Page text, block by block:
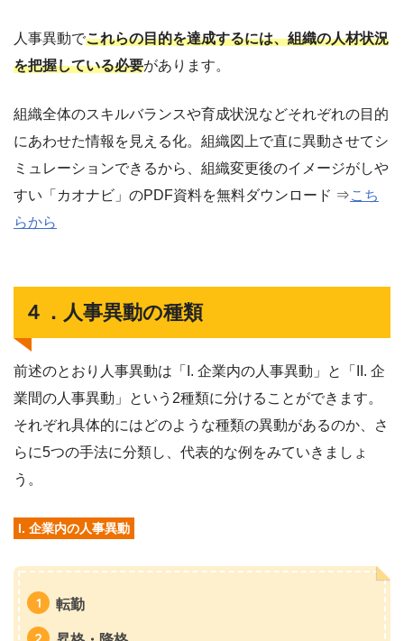
人事異動でこれらの目的を達成するには、組織の人材状況
を把握している必要があります。
組織全体のスキルバランスや育成状況などそれぞれの目的
にあわせた情報を見える化。組織図上で直に異動させてシ
ミュレーションできるから、組織変更後のイメージがしや
すい「カオナビ」のPDF資料を無料ダウンロード ⇒こち
らから
４．人事異動の種類
前述のとおり人事異動は「I. 企業内の人事異動」と「II. 企
業間の人事異動」という2種類に分けることができます。
それぞれ具体的にはどのような種類の異動があるのか、さ
らに5つの手法に分類し、代表的な例をみていきましょ
う。
I. 企業内の人事異動
転勤